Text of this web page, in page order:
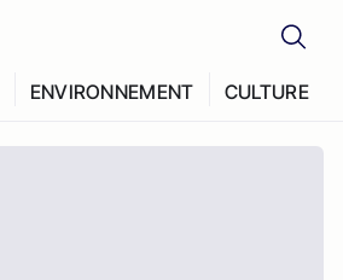
ENVIRONNEMENT CULTURE